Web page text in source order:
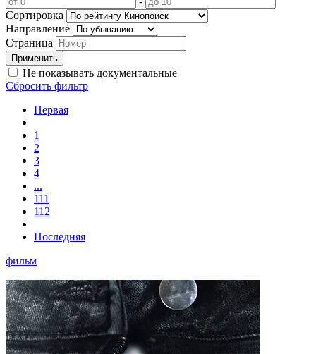
Сортировка
Направление
Страница
Не показывать документальные
Сбросить фильтр
Первая
1
2
3
4
...
111
112
Последняя
фильм